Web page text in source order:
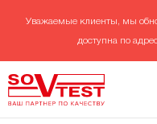
Уважаемые клиенты, мы
доступна по